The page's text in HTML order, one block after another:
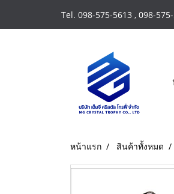
Tel. 098-575-5613 , 098-
หน้าแรก สินค้าทั้งหมด